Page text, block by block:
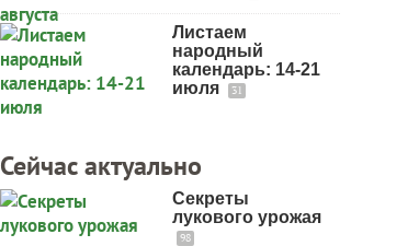
Листаем
народный
календарь: 14-21
июля
31
Сейчас актуально
Секреты
лукового урожая
98